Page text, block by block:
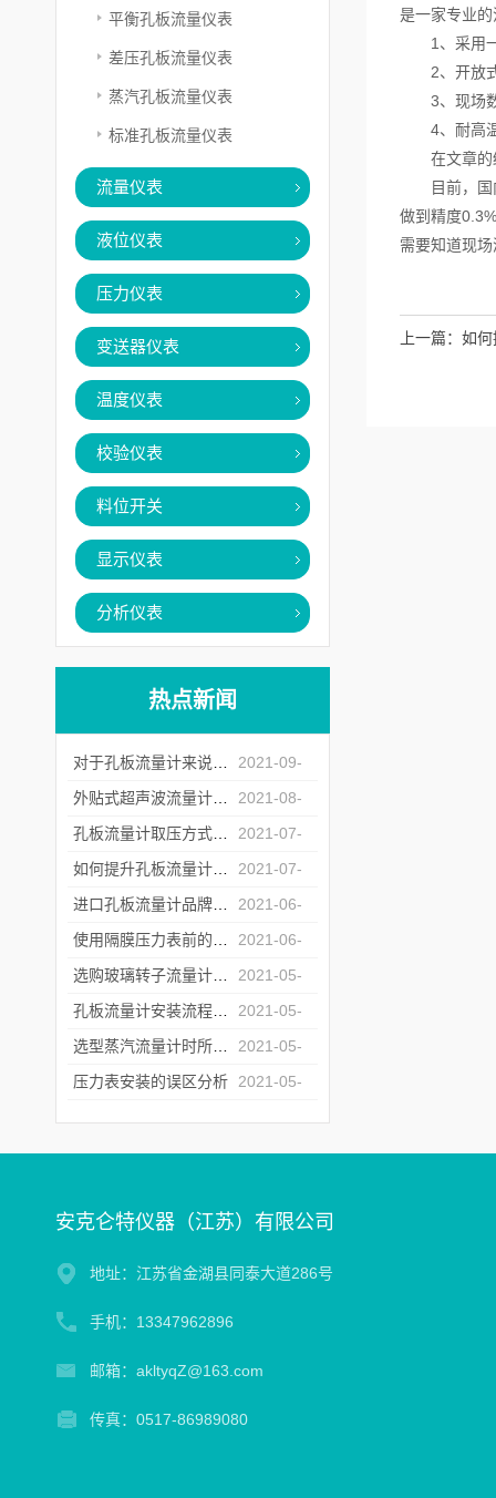
平衡孔板流量仪表
差压孔板流量仪表
蒸汽孔板流量仪表
标准孔板流量仪表
流量仪表
液位仪表
压力仪表
变送器仪表
温度仪表
校验仪表
料位开关
显示仪表
分析仪表
热点新闻
2021-09-
07
2021-08-
20
2021-07-
23
2021-07-
06
2021-06-
17
2021-06-
04
2021-05-
26
2021-05-
17
2021-05-
12
压力表安装的误区分析
2021-05-
是一家专业
1、采用一
2、开放式
3、现场数
4、耐高温
在文章的结
目前，国内
做到精度
需要知道现
上一篇： 如何
安克仑特仪器（江苏）有限公司
地址：江苏省金湖县同泰大道286号
手机：13347962896
邮箱：akltyqZ@163.com
传真：0517-86989080